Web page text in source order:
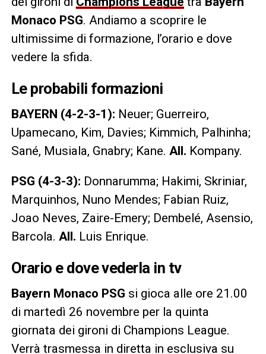
Monaco PSG. Andiamo a scoprire le
ultimissime di formazione, l’orario e dove
vedere la sfida.
Le probabili formazioni
BAYERN (4-2-3-1): Neuer; Guerreiro,
Upamecano, Kim, Davies; Kimmich, Palhinha;
Sané, Musiala, Gnabry; Kane. All. Kompany.
PSG (4-3-3): Donnarumma; Hakimi, Skriniar,
Marquinhos, Nuno Mendes; Fabian Ruiz,
Joao Neves, Zaire-Emery; Dembelé, Asensio,
Barcola. All. Luis Enrique.
Orario e dove vederla in tv
Bayern Monaco PSG si gioca alle ore 21.00
di martedì 26 novembre per la quinta
giornata dei gironi di Champions League.
Verrà trasmessa in diretta in esclusiva su